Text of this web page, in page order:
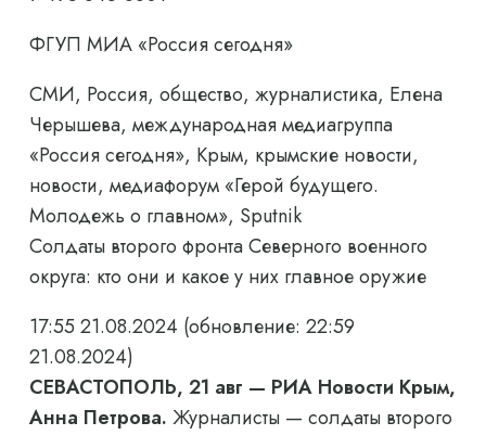
ФГУП МИА «Россия сегодня»
СМИ, Россия, общество, журналистика, Елена
Черышева, международная медиагруппа
«Россия сегодня», Крым, крымские новости,
новости, медиафорум «Герой будущего.
Молодежь о главном», Sputnik
Солдаты второго фронта Северного военного
округа: кто они и какое у них главное оружие
17:55 21.08.2024 (обновление: 22:59
21.08.2024)
СЕВАСТОПОЛЬ, 21 авг — РИА Новости Крым,
Анна Петрова. Журналисты — солдаты второго